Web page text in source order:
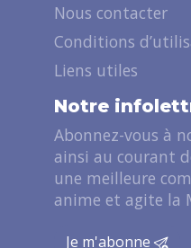
Nous contacter
Conditions
Liens utiles
Notre
Abonnez-vous à
ainsi au courant
une meilleure
anime et agite la
Je m'abonne